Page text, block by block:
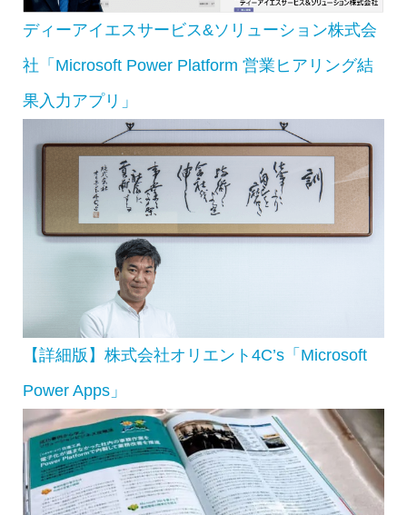
ディーアイエスサービス&ソリューション株式会
社「Microsoft Power Platform 営業ヒアリング結
果入力アプリ」
【詳細版】株式会社オリエント4C’s「Microsoft
Power Apps」